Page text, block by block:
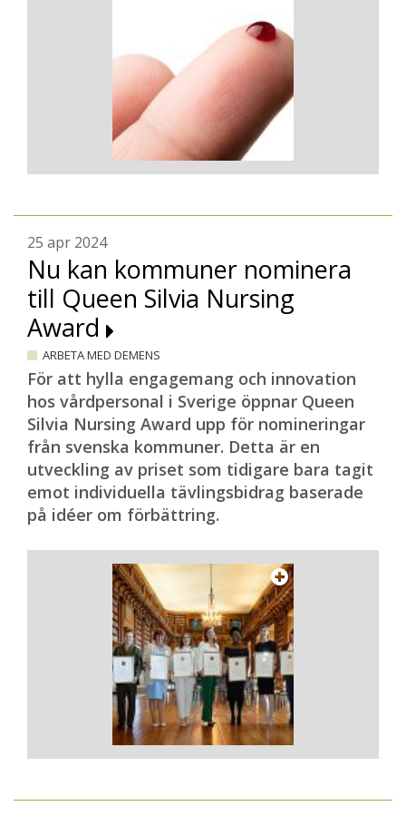
25 apr 2024
Nu kan kommuner nominera
till Queen Silvia Nursing
Award
ARBETA MED DEMENS
För att hylla engagemang och innovation
hos vårdpersonal i Sverige öppnar Queen
Silvia Nursing Award upp för nomineringar
från svenska kommuner. Detta är en
utveckling av priset som tidigare bara tagit
emot individuella tävlingsbidrag baserade
på idéer om förbättring.